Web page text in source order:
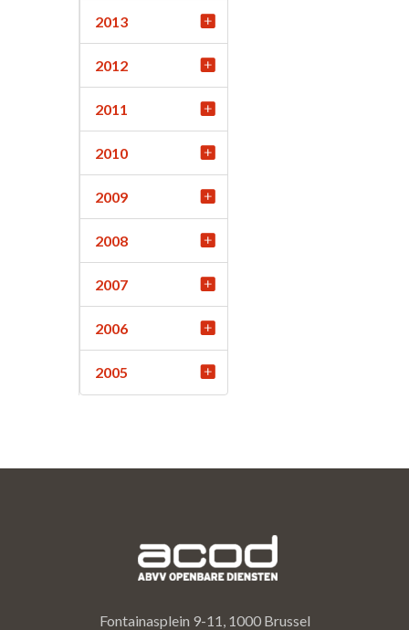
2013
2012
2011
2010
2009
2008
2007
2006
2005
Fontainasplein 9-11, 1000 Brussel